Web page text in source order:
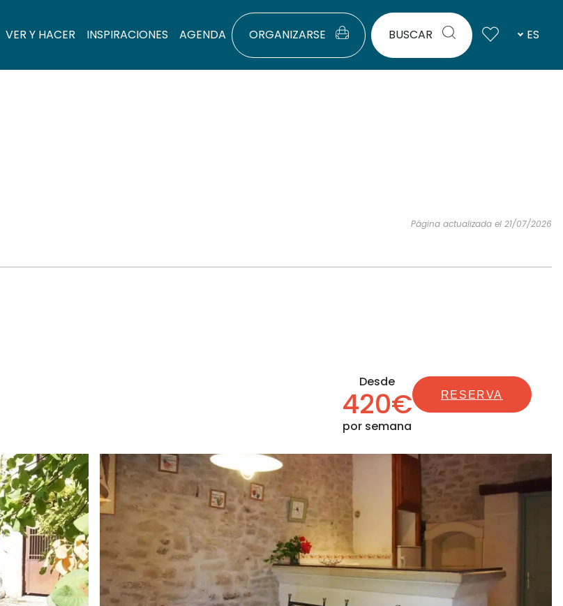
VER Y HACER INSPIRACIONES AGENDA ORGANIZARSE BUSCAR ES
Página actualizada el 21/07/2026
Desde
420€
por semana
RESERVA